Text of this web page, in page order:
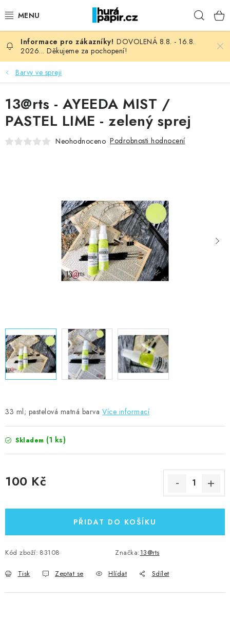
na
NOVINKY
HURÁ DÍLNA
VŠECHNO ZBOŽÍ
KNIHAŘSKÝ MATERIÁL
FOTORECENZE
MOJE OBJEDNÁVKA
Jak nakupovat
DOVOLENÁ 8.8. - 16.8.
2026... Děkujeme za pochopení!
Barvy ve spreji
33 ml; pastelová matná barva Více informací
Skladem (1 ks)
100 Kč
PŘIDAT DO KOŠÍKU
Kód zboží: 83108 Značka:13@rts
Tisk Zeptat se Hlídat Sdílet
13@rts - AYEEDA MIST /
PASTEL LIME - zelený sprej
Neohodnoceno Podrobnosti hodnocení